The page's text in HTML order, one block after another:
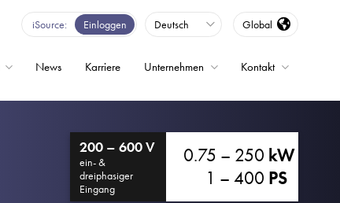
iSource Einloggen Deutsch Global
News Karriere Unternehmen Kontakt
200 – 600 V
ein- &
dreiphasiger
Eingang
0.75 – 250 kW
1 – 400 PS